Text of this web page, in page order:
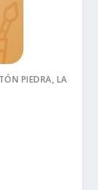
PIEDRA, LA